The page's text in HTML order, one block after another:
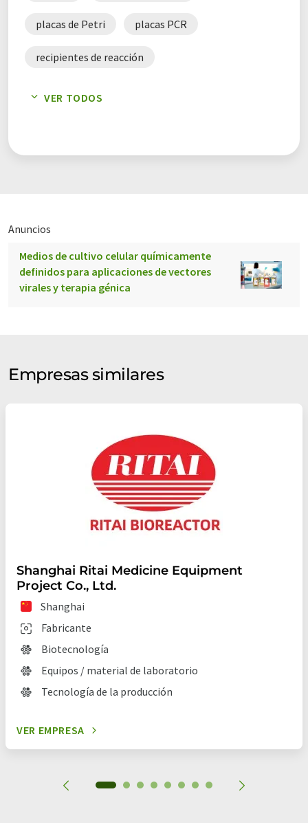
placas de Petri placas PCR
recipientes de reacción
VER TODOS
Anuncios
Medios de cultivo celular químicamente
definidos para aplicaciones de vectores
virales y terapia génica
Empresas similares
Shanghai Ritai Medicine Equipment
Project Co., Ltd.
Shanghai
Fabricante
Biotecnología
Equipos / material de laboratorio
Tecnología de la producción
VER EMPRESA